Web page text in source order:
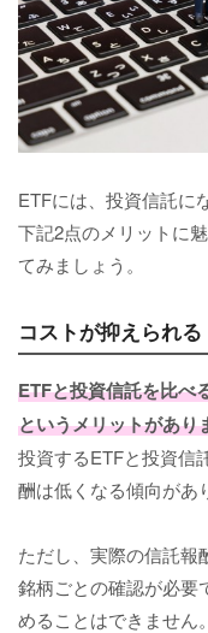
ETFには、投資信託に
下記2点のメリットに
てみましょう。
コストが抑えられる
ETFと投資信託を比べ
というメリットがあり
投資するETFと投資信
酬は低くなる傾向があ
ただし、実際の信託報
銘柄ごとの確認が必要
めることはできません